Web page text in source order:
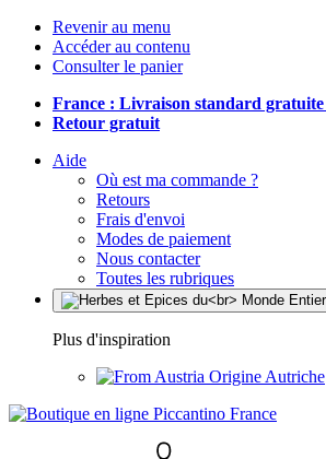
Revenir au menu
Accéder au contenu
Consulter le panier
France : Livraison standard gratuite
Retour gratuit
Aide
Où est ma commande ?
Retours
Frais d'envoi
Modes de paiement
Nous contacter
Toutes les rubriques
Plus d'inspiration
Origine Autriche